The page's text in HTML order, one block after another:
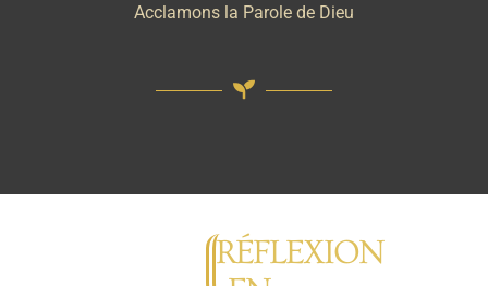
Acclamons la Parole de Dieu
RÉFLEXION